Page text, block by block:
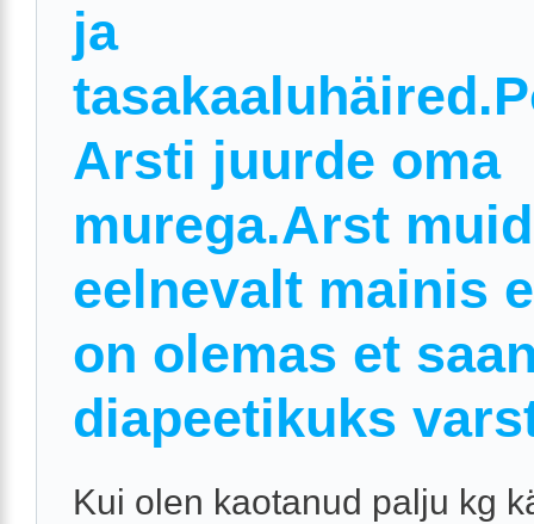
ja
Arsti juurde oma
murega.Arst
eelnevalt mainis
on olemas et
diapeetikuks
Kui olen kaotanud palju kg